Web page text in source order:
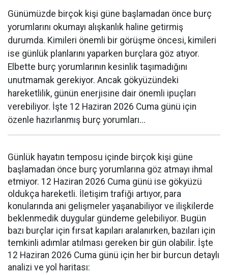
Günümüzde birçok kişi güne başlamadan önce burç
yorumlarını okumayı alışkanlık haline getirmiş
durumda. Kimileri önemli bir görüşme öncesi, kimileri
ise günlük planlarını yaparken burçlara göz atıyor.
Elbette burç yorumlarının kesinlik taşımadığını
unutmamak gerekiyor. Ancak gökyüzündeki
hareketlilik, günün enerjisine dair önemli ipuçları
verebiliyor. İşte 12 Haziran 2026 Cuma günü için
özenle hazırlanmış burç yorumları...
Günlük hayatın temposu içinde birçok kişi güne
başlamadan önce burç yorumlarına göz atmayı ihmal
etmiyor. 12 Haziran 2026 Cuma günü ise gökyüzü
oldukça hareketli. İletişim trafiği artıyor, para
konularında ani gelişmeler yaşanabiliyor ve ilişkilerde
beklenmedik duygular gündeme gelebiliyor. Bugün
bazı burçlar için fırsat kapıları aralanırken, bazıları için
temkinli adımlar atılması gereken bir gün olabilir. İşte
12 Haziran 2026 Cuma günü için her bir burcun detaylı
analizi ve yol haritası: